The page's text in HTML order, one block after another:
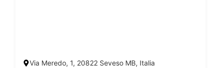
Via Meredo, 1, 20822 Seveso MB, Italia